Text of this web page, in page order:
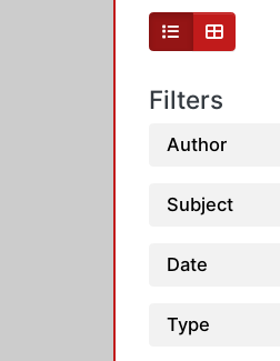
Filters
Author
Subject
Date
Type